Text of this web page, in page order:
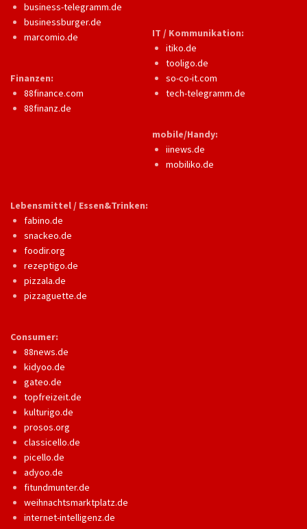
business-telegramm.de
businessburger.de
marcomio.de
Finanzen:
88finance.com
88finanz.de
IT / Kommunikation:
itiko.de
tooligo.de
so-co-it.com
tech-telegramm.de
mobile/Handy:
iinews.de
mobiliko.de
Lebensmittel / Essen&Trinken:
fabino.de
snackeo.de
foodir.org
rezeptigo.de
pizzala.de
pizzaguette.de
Consumer:
88news.de
kidyoo.de
gateo.de
topfreizeit.de
kulturigo.de
prosos.org
classicello.de
picello.de
adyoo.de
fitundmunter.de
weihnachtsmarktplatz.de
internet-intelligenz.de